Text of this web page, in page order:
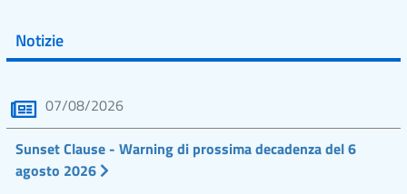
Notizie
07/08/2026
Sunset Clause - Warning di prossima decadenza del 6
agosto 2026